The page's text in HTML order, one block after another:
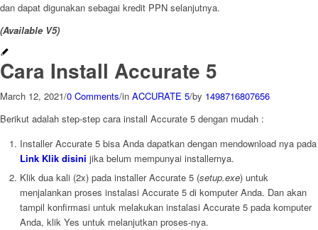
dan dapat digunakan sebagai kredit PPN selanjutnya.
(Available V5)
Cara Install Accurate 5
March 12, 2021/0 Comments/in ACCURATE 5/by 1498716807656
Berikut adalah step-step cara install Accurate 5 dengan mudah :
Installer Accurate 5 bisa Anda dapatkan dengan mendownload nya pada
Link Klik disini jika belum mempunyai installernya.
Klik dua kali (2x) pada installer Accurate 5 (setup.exe) untuk
menjalankan proses instalasi Accurate 5 di komputer Anda. Dan akan
tampil konfirmasi untuk melakukan instalasi Accurate 5 pada komputer
Anda, klik Yes untuk melanjutkan proses-nya.